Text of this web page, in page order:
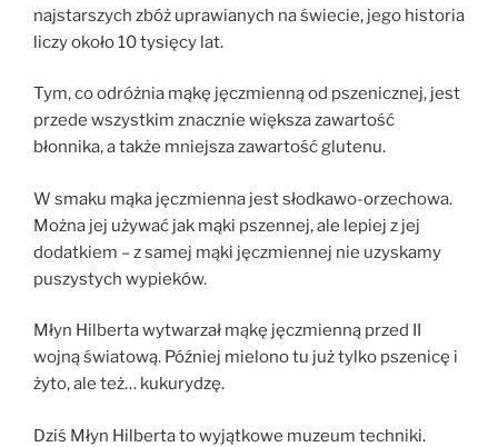
najstarszych zbóż uprawianych na świecie, jego historia
liczy około 10 tysięcy lat.
Tym, co odróżnia mąkę jęczmienną od pszenicznej, jest
przede wszystkim znacznie większa zawartość
błonnika, a także mniejsza zawartość glutenu.
W smaku mąka jęczmienna jest słodkawo-orzechowa.
Można jej używać jak mąki pszennej, ale lepiej z jej
dodatkiem – z samej mąki jęczmiennej nie uzyskamy
puszystych wypieków.
Młyn Hilberta wytwarzał mąkę jęczmienną przed II
wojną światową. Później mielono tu już tylko pszenicę i
żyto, ale też… kukurydzę.
Dziś Młyn Hilberta to wyjątkowe muzeum techniki.